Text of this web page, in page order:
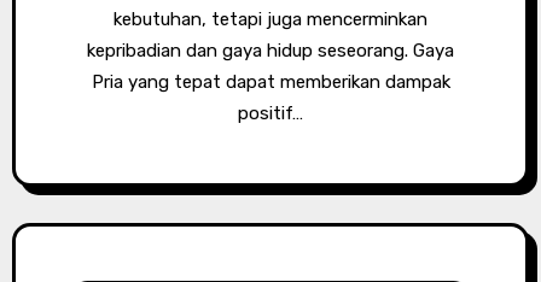
kebutuhan, tetapi juga mencerminkan
kepribadian dan gaya hidup seseorang. Gaya
Pria yang tepat dapat memberikan dampak
positif…